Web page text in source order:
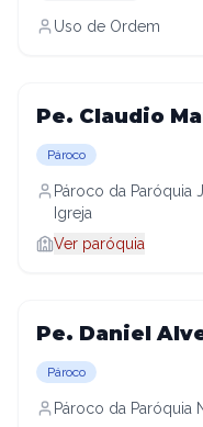
Uso de Ordem
Pe. Claudio
Pároco
Pároco da Paróquia
Igreja
Ver paróquia
Pe. Daniel
Pároco
Pároco da Paróquia